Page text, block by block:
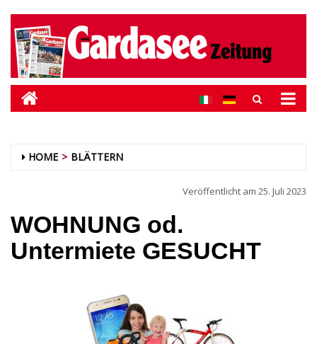
HOME BLÄTTERN
Veröffentlicht am 25. Juli 2023
WOHNUNG od.
Untermiete GESUCHT